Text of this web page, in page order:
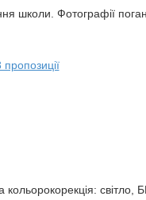
школи. Фотографії
пропозиції
світло,